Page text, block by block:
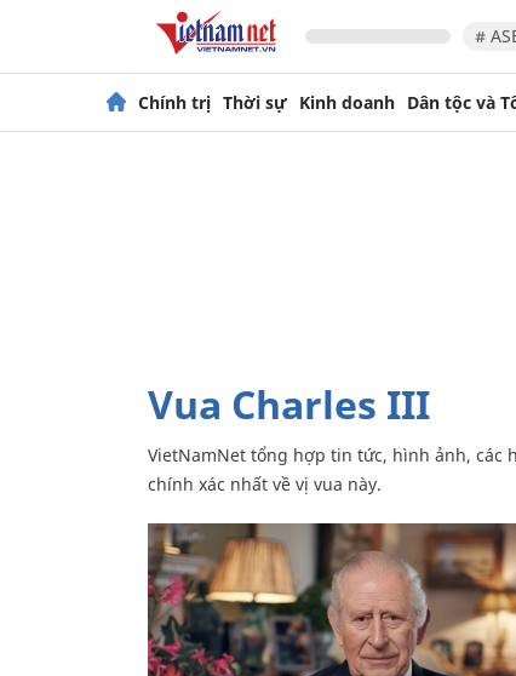
#
Chính trị Thời sự Kinh doanh Dân tộc và
Vua Charles III
VietNamNet tổng hợp tin tức, hình ảnh, các hoạt động của vua nước Anh Charles III, giúp độc giả có góc nhìn
chính xác nhất về vị vua này.